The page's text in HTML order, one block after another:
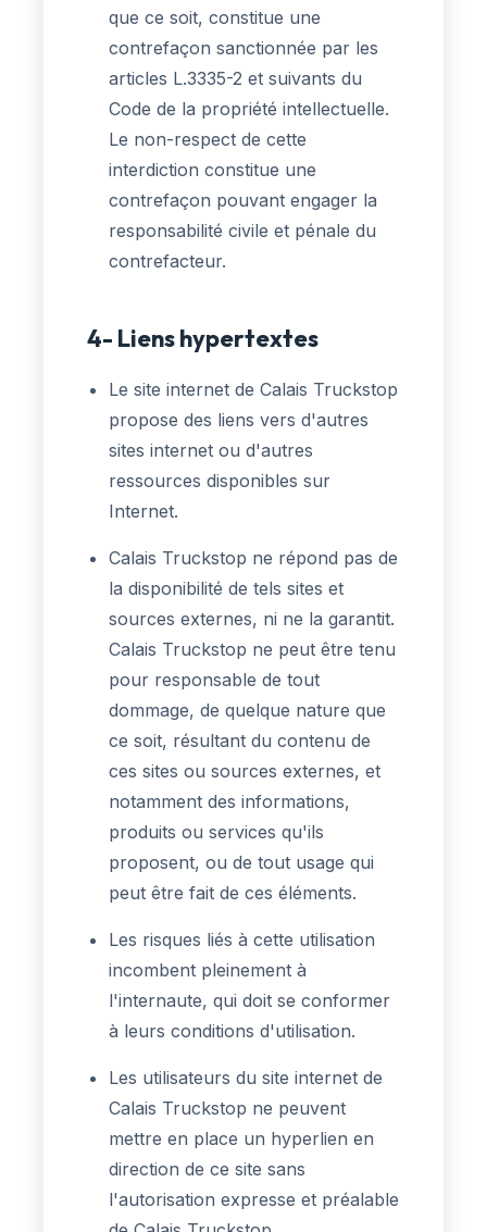
que ce soit, constitue une
contrefaçon sanctionnée par les
articles L.3335-2 et suivants du
Code de la propriété intellectuelle.
Le non-respect de cette
interdiction constitue une
contrefaçon pouvant engager la
responsabilité civile et pénale du
contrefacteur.
4- Liens hypertextes
Le site internet de Calais Truckstop
propose des liens vers d'autres
sites internet ou d'autres
ressources disponibles sur
Internet.
Calais Truckstop ne répond pas de
la disponibilité de tels sites et
sources externes, ni ne la garantit.
Calais Truckstop ne peut être tenu
pour responsable de tout
dommage, de quelque nature que
ce soit, résultant du contenu de
ces sites ou sources externes, et
notamment des informations,
produits ou services qu'ils
proposent, ou de tout usage qui
peut être fait de ces éléments.
Les risques liés à cette utilisation
incombent pleinement à
l'internaute, qui doit se conformer
à leurs conditions d'utilisation.
Les utilisateurs du site internet de
Calais Truckstop ne peuvent
mettre en place un hyperlien en
direction de ce site sans
l'autorisation expresse et préalable